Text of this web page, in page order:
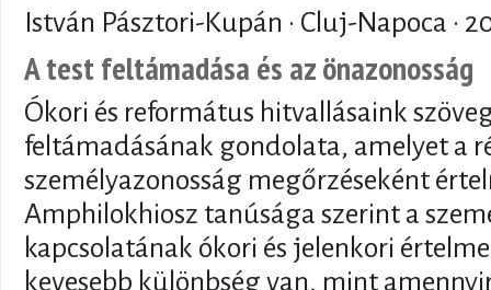
István Pásztori-Kupán · Cluj-Napoca ·
A test feltámadása és az önazonosság
Ókori és református hitvallásaink
feltámadásának gondolata, amelyet a
személyazonosság megőrzéseként
Amphilokhiosz tanúsága szerint a
kapcsolatának ókori és jelenkori
kevesebb különbség van, mint